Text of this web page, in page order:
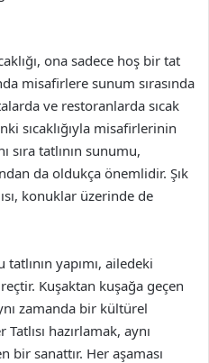
ona sadece hoş bir tat
misafirlere sunum sırasında
ve restoranlarda sıcak
sıcaklığıyla misafirlerinin
sıra tatlının sunumu,
da oldukça önemlidir. Şık
konuklar üzerinde de
yapımı, ailedeki
Kuşaktan kuşağa geçen
zamanda bir kültürel
hazırlamak, aynı
bir sanattır. Her aşaması